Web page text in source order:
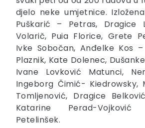
djelo neke umjetnice.
Puškarić – Petras, Dragice
Volarič, Puia Florice, Grete
Ivke Sobočan, Anđelke Kos
Plaznik, Kate Dolenec,
Ivane Lovković Matunci,
Ingeborg Čimić- Kiedrowsky,
Tomljenović, Dragice
Katarine Perad-
Petelinšek.